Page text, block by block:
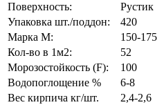
Поверхность:
Рустик
Упаковка шт./поддон:
420
Марка М:
150-175
Кол-во в 1м2:
52
Морозостойкость (F):
100
Водопоглощение %
6-8
Вес кирпича кг/шт.
2,4-2,6